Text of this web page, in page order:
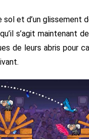
sol et d’un
s’agit maintenant
de leurs abris pour